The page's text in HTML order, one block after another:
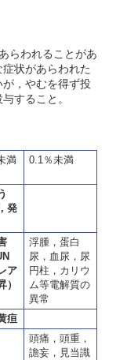
らわれることがあ
状があらわれた
，やむを得ず投
すること。
満 0.1％未満
発
ア
）
浮腫，蛋白
尿，血尿，尿
円柱，カリウ
ム等電解質の
異常
疸
頭痛，頭重，
譫妄，見当識